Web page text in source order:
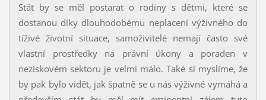
Stát by se měl postarat o rodiny s dětmi, které se
dostanou díky dlouhodobému neplacení výživného do
tíživé životní situace, samoživitelé nemají často své
vlastní prostředky na právní úkony a poraden v
neziskovém sektoru je velmi málo. Také si myslíme, že
by pak bylo vidět, jak špatně se u nás výživné vymáhá a